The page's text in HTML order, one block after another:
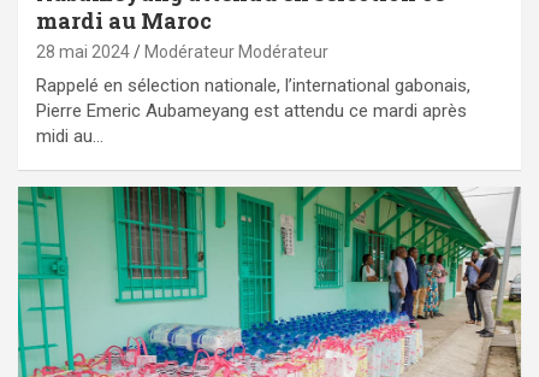
mardi au Maroc
28 mai 2024 Modérateur Modérateur
Rappelé en sélection nationale, l’international gabonais,
Pierre Emeric Aubameyang est attendu ce mardi après
midi au…